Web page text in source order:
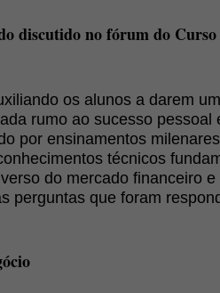
discutido no fórum do
os alunos a darem
rumo ao sucesso pessoal
por ensinamentos
técnicos
do mercado financeiro
perguntas que foram